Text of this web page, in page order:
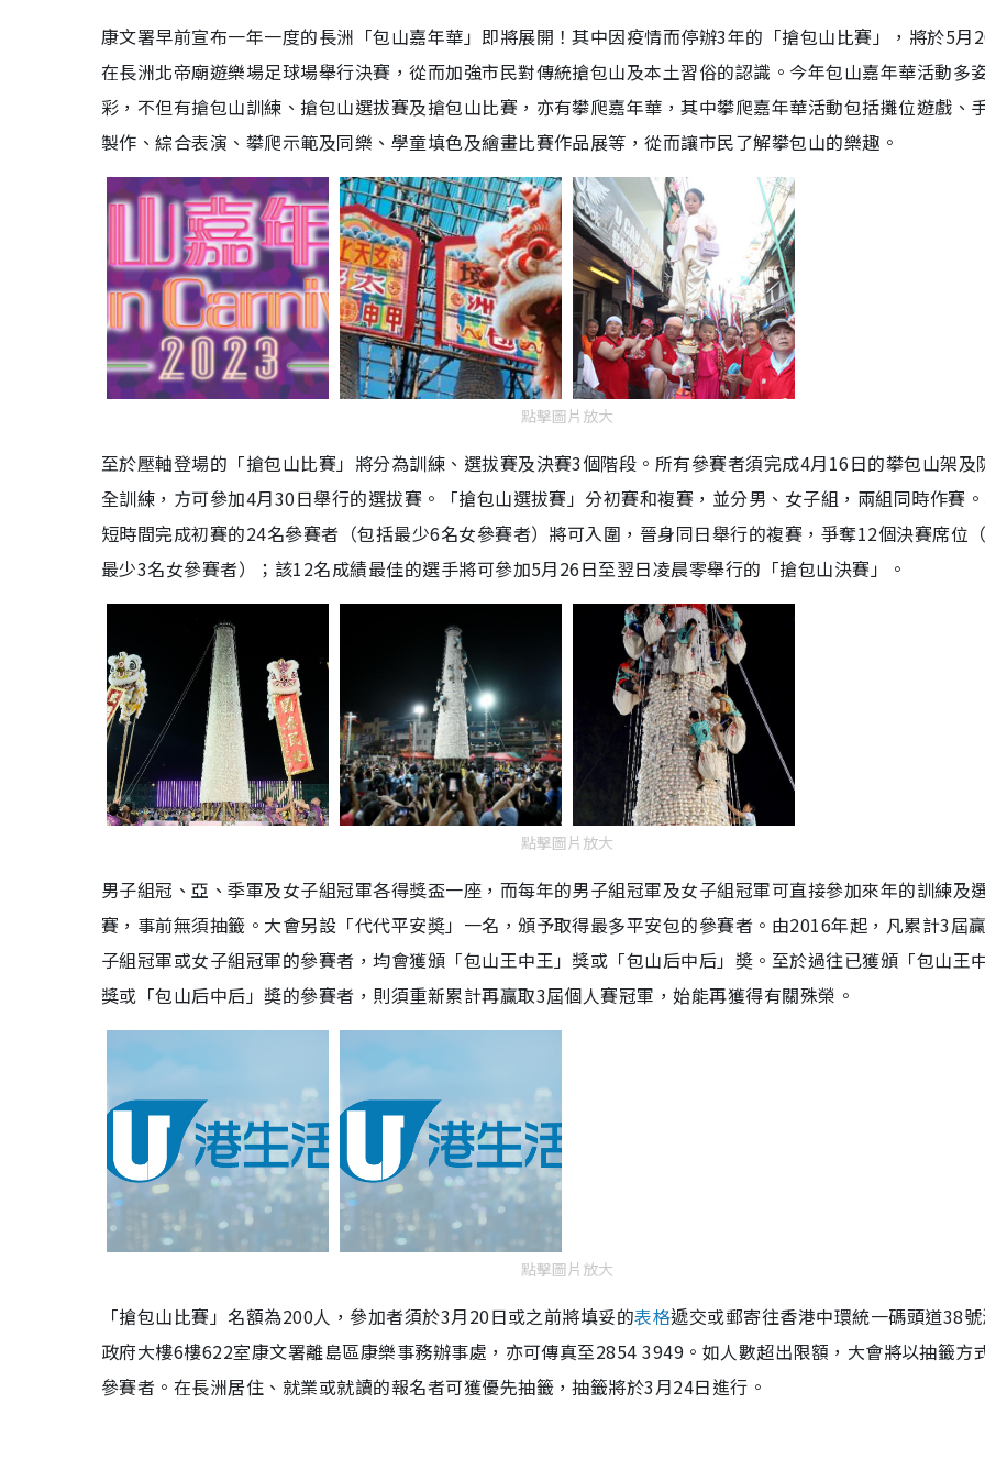
康文署早前宣布一年一度的長洲「包山嘉年華」即將展開！其中因疫情而停辦3年的「搶包山比賽」，將於5月
在長洲北帝廟遊樂場足球場舉行決賽，從而加強市民對傳統搶包山及本土習俗的認識。今年包山嘉年華活動多
彩，不但有搶包山訓練、搶包山選拔賽及搶包山比賽，亦有攀爬嘉年華，其中攀爬嘉年華活動包括攤位遊戲、
製作、綜合表演、攀爬示範及同樂、學童填色及繪畫比賽作品展等，從而讓市民了解攀包山的樂趣。
點擊圖片放大
至於壓軸登場的「搶包山比賽」將分為訓練、選拔賽及決賽3個階段。所有參賽者須完成4月16日的攀包山架及
全訓練，方可參加4月30日舉行的選拔賽。「搶包山選拔賽」分初賽和複賽，並分男、女子組，兩組同時作賽
短時間完成初賽的24名參賽者（包括最少6名女參賽者）將可入圍，晉身同日舉行的複賽，爭奪12個決賽席位
最少3名女參賽者）；該12名成績最佳的選手將可參加5月26日至翌日凌晨零舉行的「搶包山決賽」。
點擊圖片放大
男子組冠、亞、季軍及女子組冠軍各得獎盃一座，而每年的男子組冠軍及女子組冠軍可直接參加來年的訓練及
賽，事前無須抽籤。大會另設「代代平安奬」一名，頒予取得最多平安包的參賽者。由2016年起，凡累計3屆
子組冠軍或女子組冠軍的參賽者，均會獲頒「包山王中王」獎或「包山后中后」奬。至於過往已獲頒「包山王中
獎或「包山后中后」奬的參賽者，則須重新累計再贏取3屆個人賽冠軍，始能再獲得有關殊榮。
點擊圖片放大
「搶包山比賽」名額為200人，參加者須於3月20日或之前將填妥的表格遞交或郵寄往香港中環統一碼頭道38號
政府大樓6樓622室康文署離島區康樂事務辦事處，亦可傳真至2854 3949。如人數超出限額，大會將以抽籤方
參賽者。在長洲居住、就業或就讀的報名者可獲優先抽籤，抽籤將於3月24日進行。